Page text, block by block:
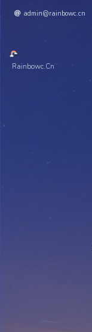
admin@rainbowc.cn
Rainbowc.cn